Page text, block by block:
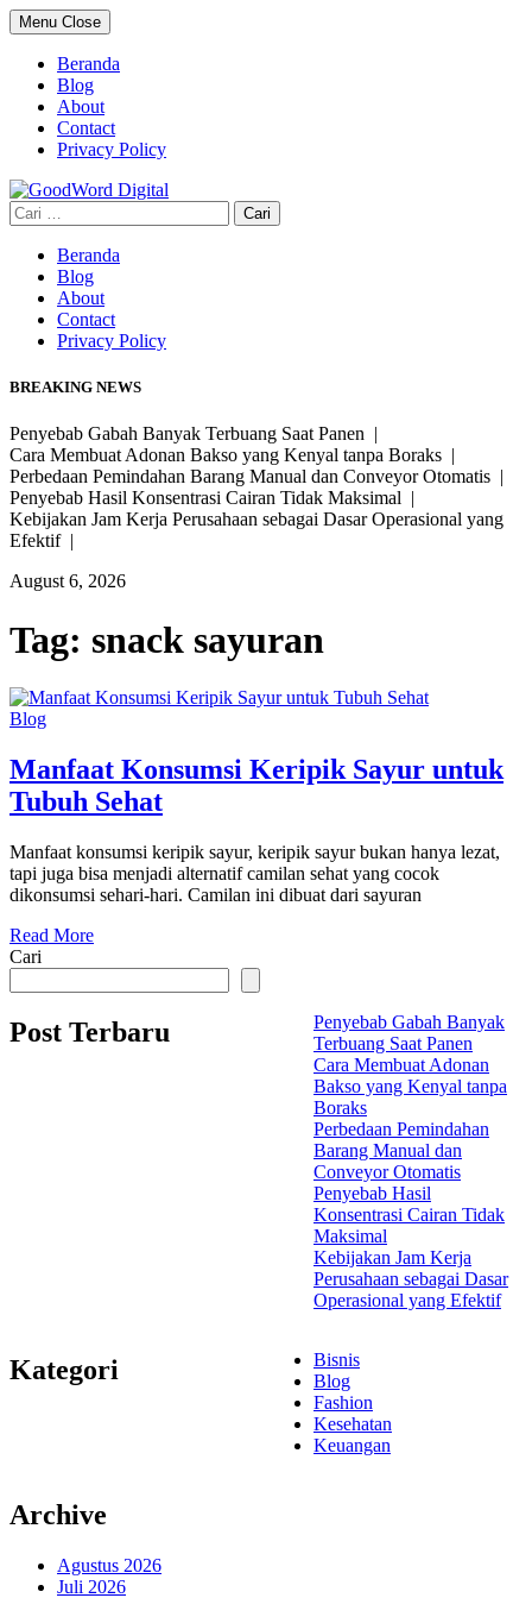
Skip
to
content
Menu Close
Beranda
Blog
About
Contact
Privacy Policy
Cari
untuk:
Beranda
Blog
About
Contact
Privacy Policy
BREAKING NEWS
Penyebab Gabah Banyak Terbuang Saat Panen |
Cara Membuat Adonan Bakso yang Kenyal tanpa Boraks |
Perbedaan Pemindahan Barang Manual dan Conveyor Otomatis |
Penyebab Hasil Konsentrasi Cairan Tidak Maksimal |
Kebijakan Jam Kerja Perusahaan sebagai Dasar Operasional yang
Efektif |
August 6, 2026
Tag: snack sayuran
Blog
Manfaat Konsumsi Keripik Sayur untuk
Tubuh Sehat
Manfaat konsumsi keripik sayur, keripik sayur bukan hanya lezat,
tapi juga bisa menjadi alternatif camilan sehat yang cocok
dikonsumsi sehari-hari. Camilan ini dibuat dari sayuran
Read More
Cari
Post Terbaru
Penyebab Gabah Banyak
Terbuang Saat Panen
Cara Membuat Adonan
Bakso yang Kenyal tanpa
Boraks
Perbedaan Pemindahan
Barang Manual dan
Conveyor Otomatis
Penyebab Hasil
Konsentrasi Cairan Tidak
Maksimal
Kebijakan Jam Kerja
Perusahaan sebagai Dasar
Operasional yang Efektif
Kategori
Bisnis
Blog
Fashion
Kesehatan
Keuangan
Archive
Agustus 2026
Juli 2026